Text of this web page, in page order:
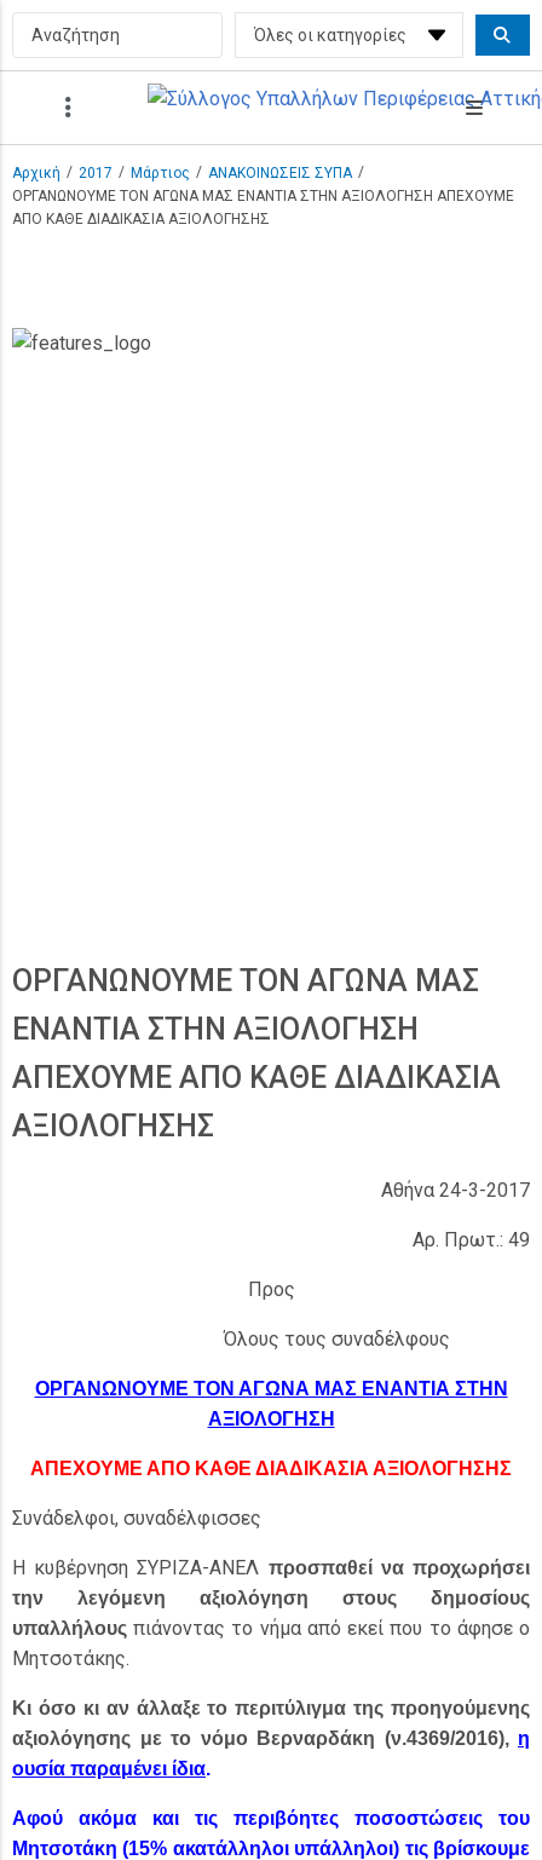
Αρχική / 2017 / Μάρτιος / ΑΝΑΚΟΙΝΩΣΕΙΣ ΣΥΠΑ /
ΟΡΓΑΝΩΝΟΥΜΕ ΤΟΝ ΑΓΩΝΑ ΜΑΣ ΕΝΑΝΤΙΑ ΣΤΗΝ ΑΞΙΟΛΟΓΗΣΗ ΑΠΕΧΟΥΜΕ
ΑΠΟ ΚΑΘΕ ΔΙΑΔΙΚΑΣΙΑ ΑΞΙΟΛΟΓΗΣΗΣ
ΟΡΓΑΝΩΝΟΥΜΕ ΤΟΝ ΑΓΩΝΑ ΜΑΣ
ΕΝΑΝΤΙΑ ΣΤΗΝ ΑΞΙΟΛΟΓΗΣΗ
ΑΠΕΧΟΥΜΕ ΑΠΟ ΚΑΘΕ ΔΙΑΔΙΚΑΣΙΑ
ΑΞΙΟΛΟΓΗΣΗΣ
Αθήνα 24-3-2017
Αρ. Πρωτ.: 49
Προς
Όλους τους συναδέλφους
ΟΡΓΑΝΩΝΟΥΜΕ ΤΟΝ ΑΓΩΝΑ ΜΑΣ ΕΝΑΝΤΙΑ ΣΤΗΝ
ΑΞΙΟΛΟΓΗΣΗ
ΑΠΕΧΟΥΜΕ ΑΠΟ ΚΑΘΕ ΔΙΑΔΙΚΑΣΙΑ ΑΞΙΟΛΟΓΗΣΗΣ
Συνάδελφοι, συναδέλφισσες
Η κυβέρνηση ΣΥΡΙΖΑ-ΑΝΕΛ προσπαθεί να προχωρήσει
την λεγόμενη αξιολόγηση στους δημοσίους
υπαλλήλους πιάνοντας το νήμα από εκεί που το άφησε ο
Μητσοτάκης.
Κι όσο κι αν άλλαξε το περιτύλιγμα της προηγούμενης
αξιολόγησης με το νόμο Βερναρδάκη (ν.4369/2016), η
ουσία παραμένει ίδια.
Αφού ακόμα και τις περιβόητες ποσοστώσεις του
Μητσοτάκη (15% ακατάλληλοι υπάλληλοι) τις βρίσκουμε